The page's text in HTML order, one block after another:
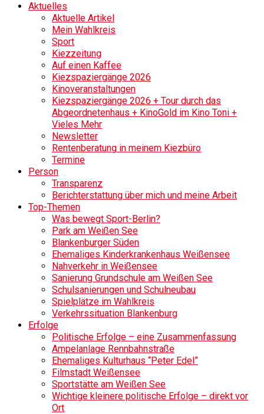
Aktuelles
Aktuelle Artikel
Mein Wahlkreis
Sport
Kiezzeitung
Auf einen Kaffee
Kiezspaziergänge 2026
Kinoveranstaltungen
Kiezspaziergänge 2026 + Tour durch das
Abgeordnetenhaus + KinoGold im Kino Toni +
Vieles Mehr
Newsletter
Rentenberatung in meinem Kiezbüro
Termine
Person
Transparenz
Berichterstattung über mich und meine Arbeit
Top-Themen
Was bewegt Sport-Berlin?
Park am Weißen See
Blankenburger Süden
Ehemaliges Kinderkrankenhaus Weißensee
Nahverkehr in Weißensee
Sanierung Grundschule am Weißen See
Schulsanierungen und Schulneubau
Spielplätze im Wahlkreis
Verkehrssituation Blankenburg
Erfolge
Politische Erfolge – eine Zusammenfassung
Ampelanlage Rennbahnstraße
Ehemaliges Kulturhaus “Peter Edel”
Filmstadt Weißensee
Sportstätte am Weißen See
Wichtige kleinere politische Erfolge – direkt vor
Ort